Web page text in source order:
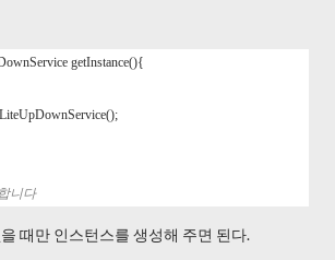
getInstance(){
니다
때만 인스턴스를 생성해 주면 된다.